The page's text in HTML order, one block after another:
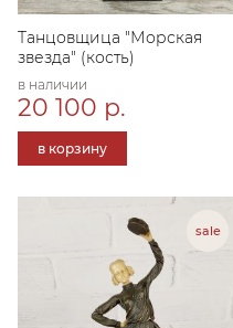
Танцовщица "Морская
звезда" (кость)
в наличии
20 100 р.
в корзину